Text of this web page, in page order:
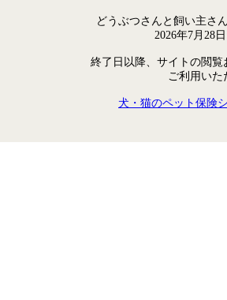
どうぶつさんと飼い主さ
2026年7月28
終了日以降、サイトの閲
ご利用いた
犬・猫のペット保険